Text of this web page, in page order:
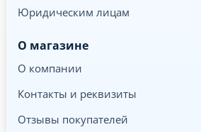
Юридическим лицам
О магазине
О компании
Контакты и реквизиты
Отзывы покупателей